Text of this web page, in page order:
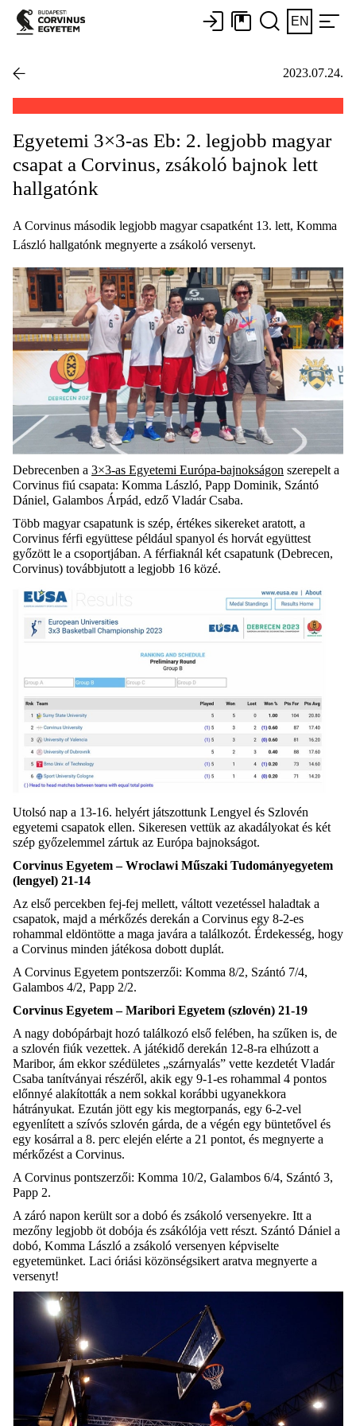
EN
2023.07.24.
Egyetemi 3×3-as Eb: 2. legjobb magyar
csapat a Corvinus, zsákoló bajnok lett
hallgatónk
A Corvinus második legjobb magyar csapatként 13. lett, Komma
László hallgatónk megnyerte a zsákoló versenyt.
Debrecenben a 3×3-as Egyetemi Európa-bajnokságon szerepelt a
Corvinus fiú csapata: Komma László, Papp Dominik, Szántó
Dániel, Galambos Árpád, edző Vladár Csaba.
Több magyar csapatunk is szép, értékes sikereket aratott, a
Corvinus férfi együttese például spanyol és horvát együttest
győzött le a csoportjában. A férfiaknál két csapatunk (Debrecen,
Corvinus) továbbjutott a legjobb 16 közé.
Utolsó nap a 13-16. helyért játszottunk Lengyel és Szlovén
egyetemi csapatok ellen. Sikeresen vettük az akadályokat és két
szép győzelemmel zártuk az Európa bajnokságot.
Corvinus Egyetem – Wroclawi Műszaki Tudományegyetem
(lengyel) 21-14
Az első percekben fej-fej mellett, váltott vezetéssel haladtak a
csapatok, majd a mérkőzés derekán a Corvinus egy 8-2-es
rohammal eldöntötte a maga javára a találkozót. Érdekesség, hogy
a Corvinus minden játékosa dobott duplát.
A Corvinus Egyetem pontszerzői: Komma 8/2, Szántó 7/4,
Galambos 4/2, Papp 2/2.
Corvinus Egyetem – Maribori Egyetem (szlovén) 21-19
A nagy dobópárbajt hozó találkozó első felében, ha szűken is, de
a szlovén fiúk vezettek. A játékidő derekán 12-8-ra elhúzott a
Maribor, ám ekkor szédületes „szárnyalás” vette kezdetét Vladár
Csaba tanítványai részéről, akik egy 9-1-es rohammal 4 pontos
előnnyé alakították a nem sokkal korábbi ugyanekkora
hátrányukat. Ezután jött egy kis megtorpanás, egy 6-2-vel
egyenlített a szívós szlovén gárda, de a végén egy büntetővel és
egy kosárral a 8. perc elején elérte a 21 pontot, és megnyerte a
mérkőzést a Corvinus.
A Corvinus pontszerzői: Komma 10/2, Galambos 6/4, Szántó 3,
Papp 2.
A záró napon került sor a dobó és zsákoló versenyekre. Itt a
mezőny legjobb öt dobója és zsákólója vett részt. Szántó Dániel a
dobó, Komma László a zsákoló versenyen képviselte
egyetemünket. Laci óriási közönségsikert aratva megnyerte a
versenyt!